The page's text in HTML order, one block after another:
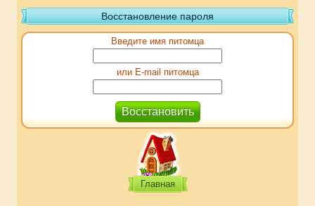
Восстановление пароля
Введите имя питомца
или E-mail питомца
Главная